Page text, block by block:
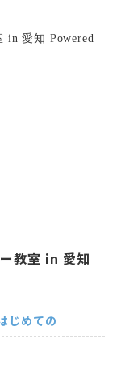
教室 in 愛知
じめての